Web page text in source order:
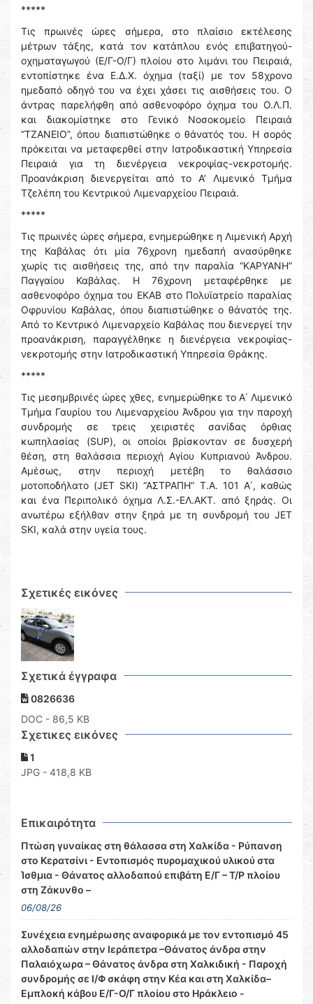
*****
Τις πρωινές ώρες σήμερα, στο πλαίσιο εκτέλεσης
μέτρων τάξης, κατά τον κατάπλου ενός επιβατηγού-
οχηματαγωγού (Ε/Γ-Ο/Γ) πλοίου στο λιμάνι του Πειραιά,
εντοπίστηκε ένα Ε.Δ.Χ. όχημα (ταξί) με τον 58χρονο
ημεδαπό οδηγό του να έχει χάσει τις αισθήσεις του. Ο
άντρας παρελήφθη από ασθενοφόρο όχημα του Ο.Λ.Π.
και διακομίστηκε στο Γενικό Νοσοκομείο Πειραιά
“ΤΖΑΝΕΙΟ”, όπου διαπιστώθηκε ο θάνατός του. Η σορός
πρόκειται να μεταφερθεί στην Ιατροδικαστική Υπηρεσία
Πειραιά για τη διενέργεια νεκροψίας-νεκροτομής.
Προανάκριση διενεργείται από το Α’ Λιμενικό Τμήμα
Τζελέπη του Κεντρικού Λιμεναρχείου Πειραιά.
*****
Τις πρωινές ώρες σήμερα, ενημερώθηκε η Λιμενική Αρχή
της Καβάλας ότι μία 76χρονη ημεδαπή ανασύρθηκε
χωρίς τις αισθήσεις της, από την παραλία “ΚΑΡΥΑΝΗ”
Παγγαίου Καβάλας. Η 76χρονη μεταφέρθηκε με
ασθενοφόρο όχημα του ΕΚΑΒ στο Πολυϊατρείο παραλίας
Οφρυνίου Καβάλας, όπου διαπιστώθηκε ο θάνατός της.
Από το Κεντρικό Λιμεναρχείο Καβάλας που διενεργεί την
προανάκριση, παραγγέλθηκε η διενέργεια νεκροψίας-
νεκροτομής στην Ιατροδικαστική Υπηρεσία Θράκης.
*****
Τις μεσημβρινές ώρες χθες, ενημερώθηκε το Α΄ Λιμενικό
Τμήμα Γαυρίου του Λιμεναρχείου Άνδρου για την παροχή
συνδρομής σε τρεις χειριστές σανίδας όρθιας
κωπηλασίας (SUP), οι οποίοι βρίσκονταν σε δυσχερή
θέση, στη θαλάσσια περιοχή Αγίου Κυπριανού Άνδρου.
Αμέσως, στην περιοχή μετέβη το θαλάσσιο
μοτοποδήλατο (JET SKI) “ΑΣΤΡΑΠΗ” T.A. 101 A΄, καθώς
και ένα Περιπολικό όχημα Λ.Σ.-ΕΛ.ΑΚΤ. από ξηράς. Οι
ανωτέρω εξήλθαν στην ξηρά με τη συνδρομή του JET
SKI, καλά στην υγεία τους.
Σχετικές εικόνες
Σχετικά έγγραφα
0826636
DOC - 86,5 KB
Σχετικες εικόνες
1
JPG - 418,8 KB
Επικαιρότητα
Πτώση γυναίκας στη θάλασσα στη Χαλκίδα - Ρύπανση
στο Κερατσίνι - Εντοπισμός πυρομαχικού υλικού στα
Ίσθμια - Θάνατος αλλοδαπού επιβάτη Ε/Γ – Τ/Ρ πλοίου
στη Ζάκυνθο –
06/08/26
Συνέχεια ενημέρωσης αναφορικά με τον εντοπισμό 45
αλλοδαπών στην Ιεράπετρα –Θάνατος άνδρα στην
Παλαιόχωρα – Θάνατος άνδρα στη Χαλκιδική - Παροχή
συνδρομής σε Ι/Φ σκάφη στην Κέα και στη Χαλκίδα–
Εμπλοκή κάβου Ε/Γ-Ο/Γ πλοίου στο Ηράκλειο -